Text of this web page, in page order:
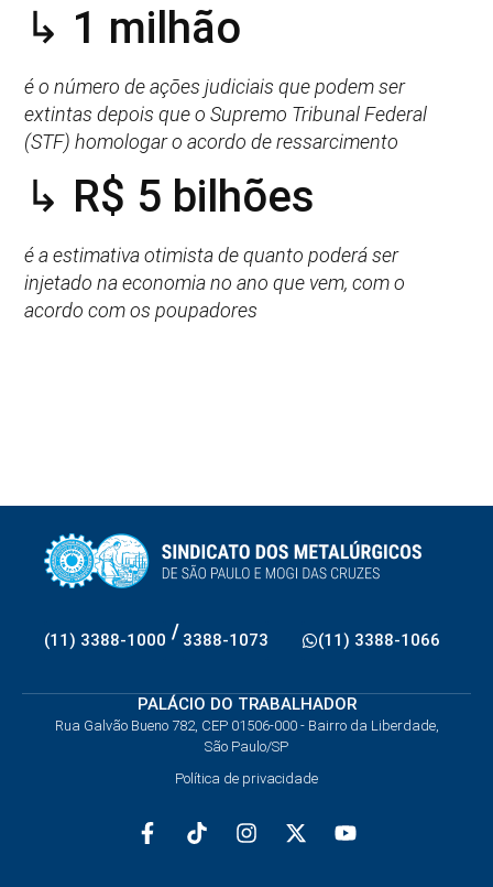
↳ 1 milhão
é o número de ações judiciais que podem ser
extintas depois que o Supremo Tribunal Federal
(STF) homologar o acordo de ressarcimento
↳ R$ 5 bilhões
é a estimativa otimista de quanto poderá ser
injetado na economia no ano que vem, com o
acordo com os poupadores
(11) 3388-1000 / 3388-1073 (11) 3388-1066
PALÁCIO DO TRABALHADOR
Rua Galvão Bueno 782, CEP 01506-000 - Bairro da Liberdade,
São Paulo/SP
Política de privacidade